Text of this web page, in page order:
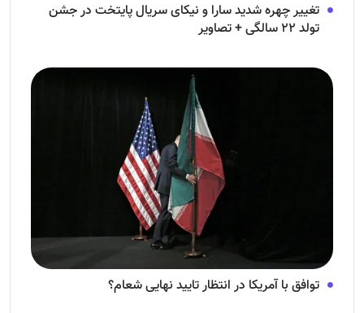
تغییر چهره شدید سارا و نیکای سریال پایتخت در جشن
تولد ۲۲ سالگی + تصاویر
توافق با آمریکا در انتظار تایید نهایی شعام؟